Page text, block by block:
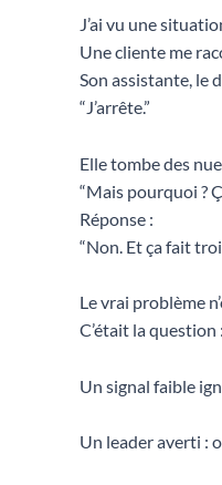
J’ai vu une
Une cliente me
Son assistante, le
“J’arrête.”
Elle tombe des
“Mais pourquoi ?
Réponse :
“Non. Et ça fait
Le vrai problème
C’était la question
Un signal faible
Un leader averti :